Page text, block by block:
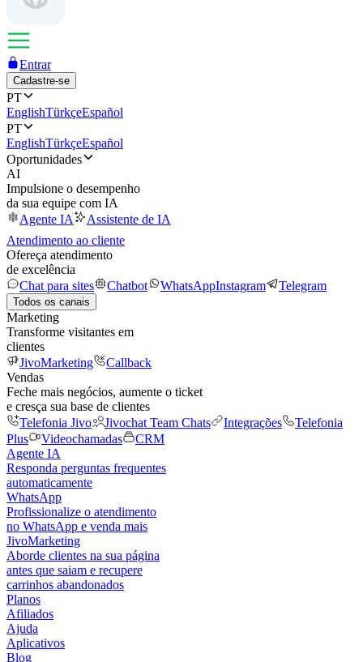
Entrar
Cadastre-se
PT
EnglishTürkçeEspañol
PT
EnglishTürkçeEspañol
Oportunidades
AI
Impulsione o desempenho
da sua equipe com IA
Agente IA
Assistente de IA
Atendimento ao cliente
Ofereça atendimento
de excelência
Chat para sites
Chatbot WhatsAppInstagram Telegram
Todos os canais
Marketing
Transforme visitantes em
clientes
JivoMarketing
Callback
Vendas
Feche mais negócios, aumente o ticket
e cresça sua base de clientes
Telefonia Jivo
Jivochat Team Chats Integrações
Telefonia
Plus
Videochamadas
CRM
Agente IA
Responda perguntas frequentes
automaticamente
WhatsApp
Profissionalize o atendimento
no WhatsApp e venda mais
JivoMarketing
Aborde clientes na sua página
antes que saiam e recupere
carrinhos abandonados
Planos
Afiliados
Ajuda
Aplicativos
Blog